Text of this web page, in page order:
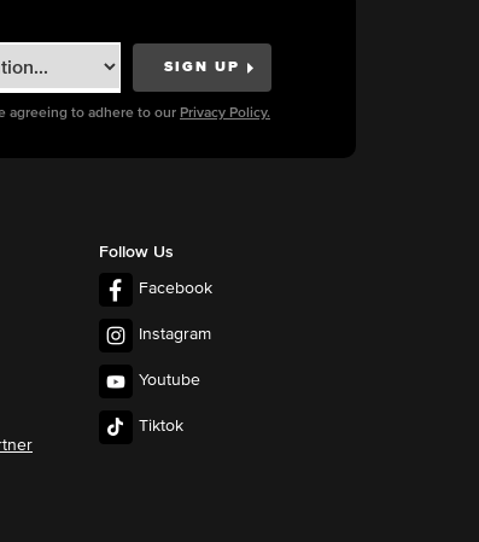
agreeing to adhere to our Privacy Policy.
Follow Us
Facebook
Instagram
Youtube
Tiktok